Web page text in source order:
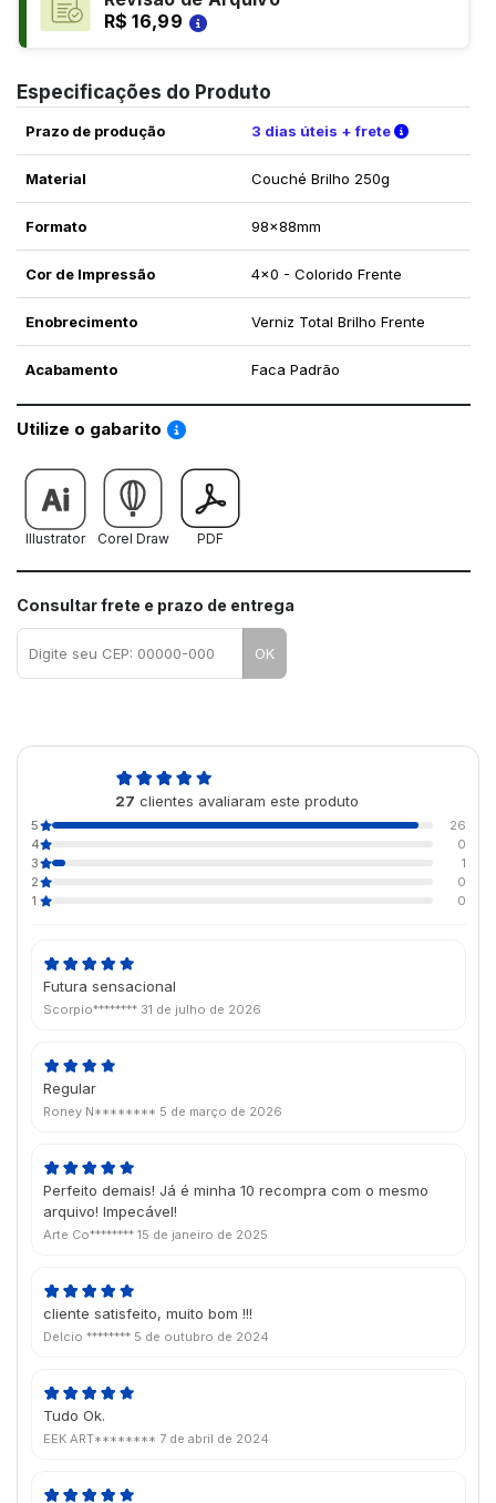
R$ 16,99
Especificações do Produto
Prazo de produção 3 dias úteis + frete Verifique
Material Couché Brilho 250g
Formato 98x88mm
Cor de Impressão 4x0 - Colorido Frente
Enobrecimento Verniz Total Brilho Frente
Acabamento Faca Padrão
Utilize o gabarito Saiba como utilizar os nossos gabaritos
Illustrator Corel Draw PDF
Consultar frete e prazo de entrega
OK
27 clientes avaliaram este produto
5
26
4
0
3
1
2
0
1
0
Futura sensacional
Scorpio******** 31 de julho de 2026
Regular
Roney N******** 5 de março de 2026
Perfeito demais! Já é minha 10 recompra com o mesmo
arquivo! Impecável!
Arte Co******** 15 de janeiro de 2025
cliente satisfeito, muito bom !!!
Delcio ******** 5 de outubro de 2024
Tudo Ok.
EEK ART******** 7 de abril de 2024